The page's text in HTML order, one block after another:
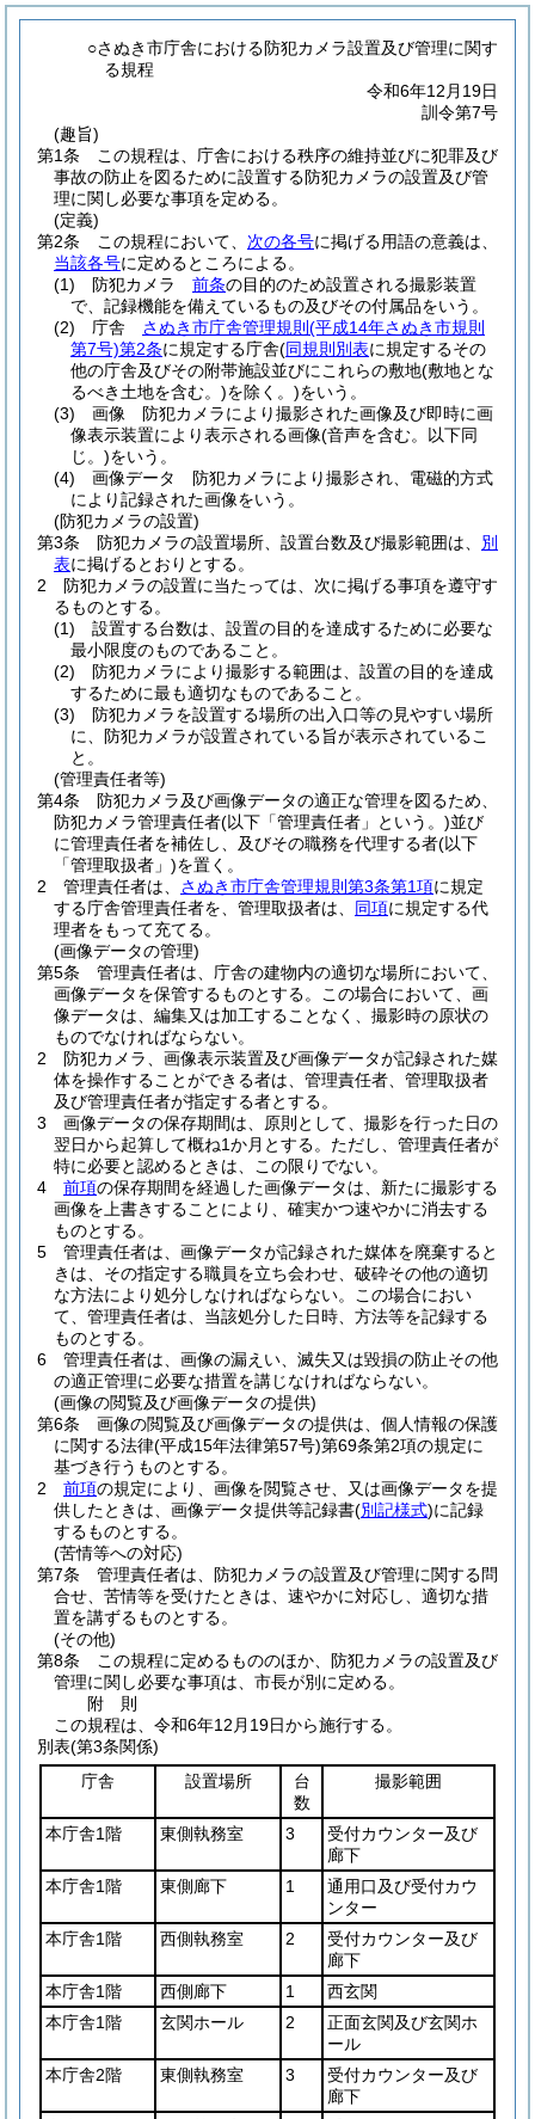
○さぬき市庁舎における防犯カメラ設置及び管理に関す
る規程
令和6年12月19日
訓令第7号
(趣旨)
第1条
この規程は、庁舎における秩序の維持並びに犯罪及び
事故の防止を図るために設置する防犯カメラの設置及び管
理に関し必要な事項を定める。
(定義)
第2条
この規程において、 次の各号に掲げる用語の意義は、
当該各号に定めるところによる。
(1)
防犯カメラ 前条の目的のため設置される撮影装置
で、記録機能を備えているもの及びその付属品をいう。
(2)
庁舎 さぬき市庁舎管理規則 (平成14年さぬき市規則
第7号)第2条に規定する庁舎(同規則別表に規定するその
他の庁舎及びその附帯施設並びにこれらの敷地(敷地とな
るべき土地を含む。)を除く。)をいう。
(3)
画像 防犯カメラにより撮影された画像及び即時に画
像表示装置により表示される画像(音声を含む。以下同
じ。)をいう。
(4)
画像データ 防犯カメラにより撮影され、電磁的方式
により記録された画像をいう。
(防犯カメラの設置)
第3条
防犯カメラの設置場所、設置台数及び撮影範囲は、 別
表に掲げるとおりとする。
2
防犯カメラの設置に当たっては、次に掲げる事項を遵守す
るものとする。
(1)
設置する台数は、設置の目的を達成するために必要な
最小限度のものであること。
(2)
防犯カメラにより撮影する範囲は、設置の目的を達成
するために最も適切なものであること。
(3)
防犯カメラを設置する場所の出入口等の見やすい場所
に、防犯カメラが設置されている旨が表示されているこ
と。
(管理責任者等)
第4条
防犯カメラ及び画像データの適正な管理を図るため、
防犯カメラ管理責任者(以下「管理責任者」という。)並び
に管理責任者を補佐し、及びその職務を代理する者(以下
「管理取扱者」)を置く。
2
管理責任者は、 さぬき市庁舎管理規則第3条第1項に規定
する庁舎管理責任者を、管理取扱者は、 同項に規定する代
理者をもって充てる。
(画像データの管理)
第5条
管理責任者は、庁舎の建物内の適切な場所において、
画像データを保管するものとする。
この場合において、画
像データは、編集又は加工することなく、撮影時の原状の
ものでなければならない。
2
防犯カメラ、画像表示装置及び画像データが記録された媒
体を操作することができる者は、管理責任者、管理取扱者
及び管理責任者が指定する者とする。
3
画像データの保存期間は、原則として、撮影を行った日の
翌日から起算して概ね1か月とする。 ただし、管理責任者が
特に必要と認めるときは、この限りでない。
4
前項の保存期間を経過した画像データは、新たに撮影する
画像を上書きすることにより、確実かつ速やかに消去する
ものとする。
5
管理責任者は、画像データが記録された媒体を廃棄すると
きは、その指定する職員を立ち会わせ、破砕その他の適切
な方法により処分しなければならない。
この場合におい
て、管理責任者は、当該処分した日時、方法等を記録する
ものとする。
6
管理責任者は、画像の漏えい、滅失又は毀損の防止その他
の適正管理に必要な措置を講じなければならない。
(画像の閲覧及び画像データの提供)
第6条
画像の閲覧及び画像データの提供は、個人情報の保護
に関する法律(平成15年法律第57号)第69条第2項の規定に
基づき行うものとする。
2
前項の規定により、画像を閲覧させ、又は画像データを提
供したときは、画像データ提供等記録書(別記様式)に記録
するものとする。
(苦情等への対応)
第7条
管理責任者は、防犯カメラの設置及び管理に関する問
合せ、苦情等を受けたときは、速やかに対応し、適切な措
置を講ずるものとする。
(その他)
第8条
この規程に定めるもののほか、防犯カメラの設置及び
管理に関し必要な事項は、市長が別に定める。
附 則
この規程は、令和6年12月19日から施行する。
別表(第3条関係)
庁舎
設置場所
台
数
撮影範囲
本庁舎1階 東側執務室 3
受付カウンター及び
廊下
本庁舎1階
東側廊下 1
通用口及び受付カウ
ンター
本庁舎1階
西側執務室 2
受付カウンター及び
廊下
本庁舎1階
西側廊下 1
西玄関
本庁舎1階
玄関ホール 2
正面玄関及び玄関ホ
ール
本庁舎2階
東側執務室 3
受付カウンター及び
廊下